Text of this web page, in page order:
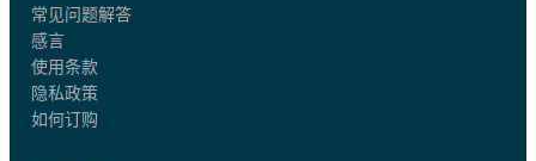
常见问题解答
感言
使用条款
隐私政策
如何订购